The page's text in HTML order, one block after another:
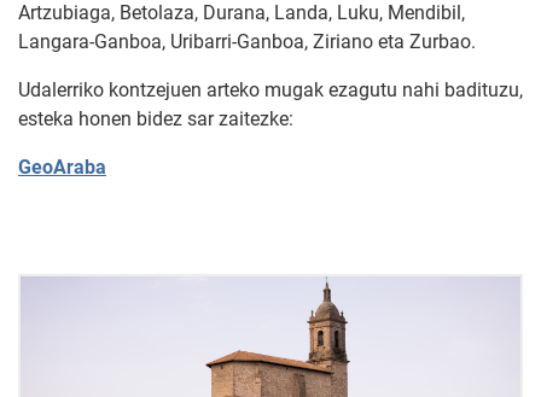
Artzubiaga, Betolaza, Durana, Landa, Luku, Mendibil,
Langara-Ganboa, Uribarri-Ganboa, Ziriano eta Zurbao.
Udalerriko kontzejuen arteko mugak ezagutu nahi badituzu,
esteka honen bidez sar zaitezke:
GeoAraba